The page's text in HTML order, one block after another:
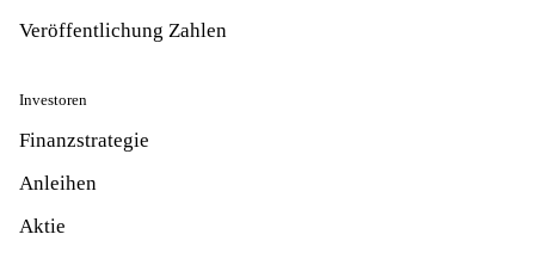
Veröffentlichung Zahlen
Investoren
Finanzstrategie
Anleihen
Aktie